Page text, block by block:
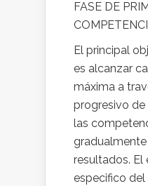
FASE DE
El principal
es alcanzar
máxima a
progresivo
las
resultados. El
especifico